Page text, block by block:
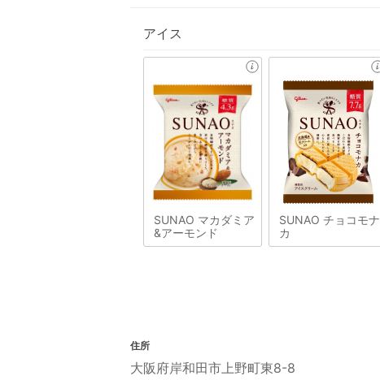
アイス
SUNAO マカダミア
&アーモンド
SUNAO チョコモナ
カ
住所
大阪府岸和田市上野町東8-8